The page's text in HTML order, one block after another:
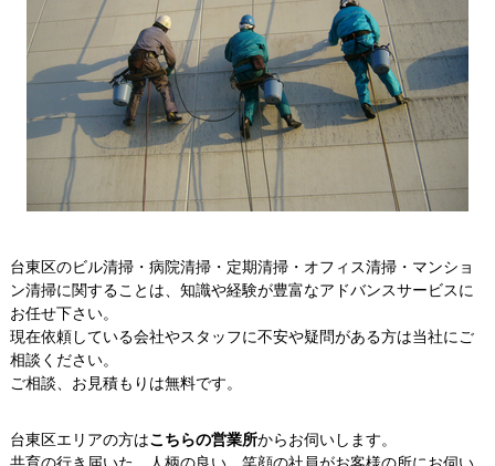
台東区のビル清掃・病院清掃・定期清掃・オフィス清掃・マンショ
ン清掃に関することは、知識や経験が豊富なアドバンスサービスに
お任せ下さい。
現在依頼している会社やスタッフに不安や疑問がある方は当社にご
相談ください。
ご相談、お見積もりは無料です。
台東区エリアの方はこちらの営業所からお伺いします。